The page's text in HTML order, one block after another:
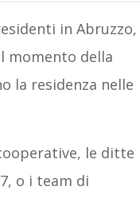
in Abruzzo,
momento della
la residenza nelle
le ditte
o i team di